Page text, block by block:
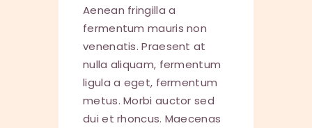
Aenean fringilla a
fermentum mauris non
venenatis. Praesent at
nulla aliquam, fermentum
ligula a eget, fermentum
metus. Morbi auctor sed
dui et rhoncus. Maecenas